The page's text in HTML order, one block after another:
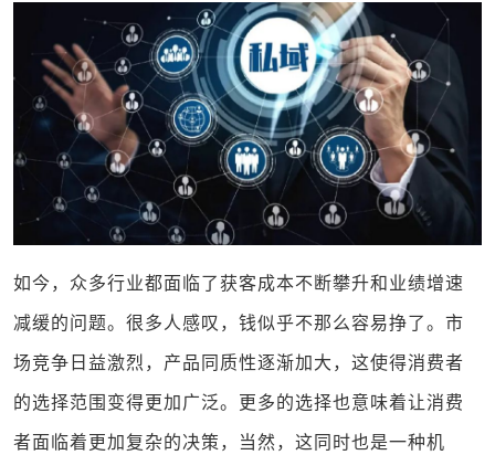
如今，众多行业都面临了获客成本不断攀升和业绩增速
减缓的问题。很多人感叹，钱似乎不那么容易挣了。市
场竞争日益激烈，产品同质性逐渐加大，这使得消费者
的选择范围变得更加广泛。更多的选择也意味着让消费
者面临着更加复杂的决策，当然，这同时也是一种机